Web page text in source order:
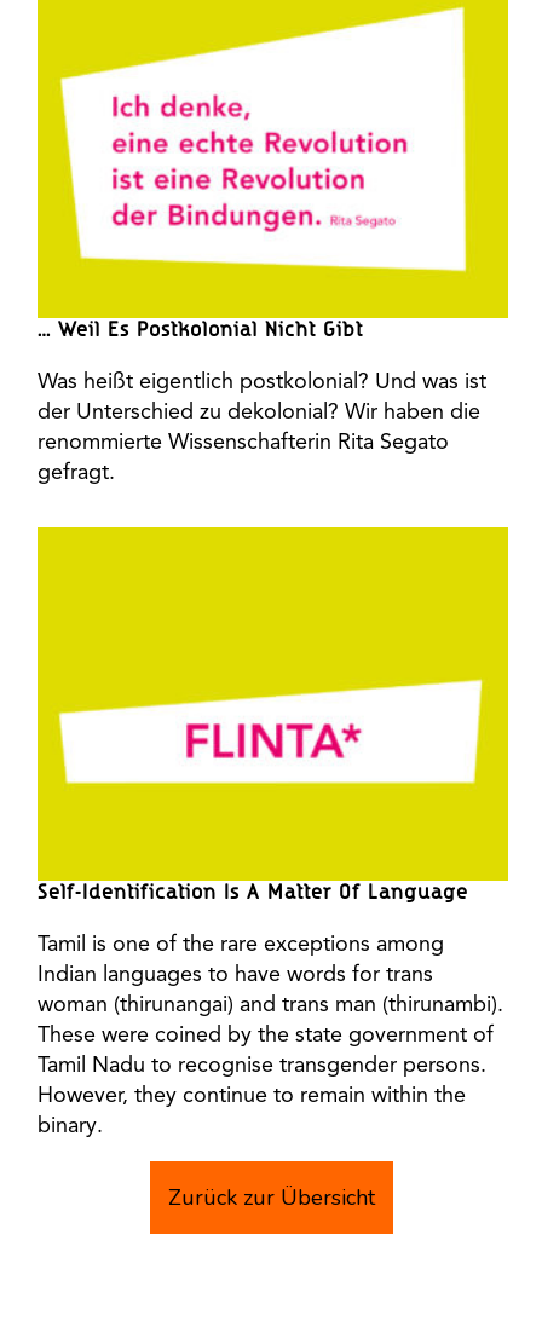
… Weil Es Postkolonial Nicht Gibt
Was heißt eigentlich postkolonial? Und was ist
der Unterschied zu dekolonial? Wir haben die
renommierte Wissenschafterin Rita Segato
gefragt.
Self-Identification Is A Matter Of Language
Tamil is one of the rare exceptions among
Indian languages to have words for trans
woman (thirunangai) and trans man (thirunambi).
These were coined by the state government of
Tamil Nadu to recognise transgender persons.
However, they continue to remain within the
binary.
Zurück zur Übersicht